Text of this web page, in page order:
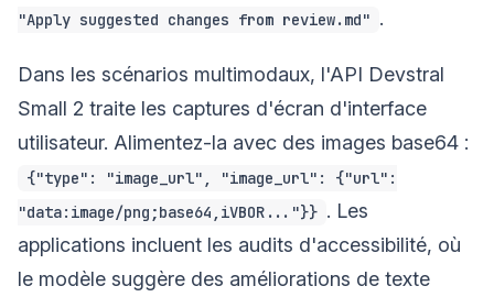
"Apply suggested changes from review.md" .
Dans les scénarios multimodaux, l'API Devstral
Small 2 traite les captures d'écran d'interface
utilisateur. Alimentez-la avec des images base64 :
{"type": "image_url", "image_url": {"url":
"data:image/png;base64,iVBOR..."}} . Les
applications incluent les audits d'accessibilité, où
le modèle suggère des améliorations de texte